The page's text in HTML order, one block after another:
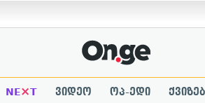
NE×T ვიდეო ოპ-ედი